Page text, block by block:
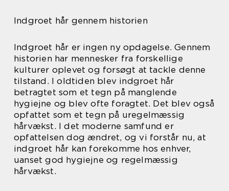
Indgroet hår gennem historien
Indgroet hår er ingen ny opdagelse. Gennem
historien har mennesker fra forskellige
kulturer oplevet og forsøgt at tackle denne
tilstand. I oldtiden blev indgroet hår
betragtet som et tegn på manglende
hygiejne og blev ofte foragtet. Det blev også
opfattet som et tegn på uregelmæssig
hårvækst. I det moderne samfund er
opfattelsen dog ændret, og vi forstår nu, at
indgroet hår kan forekomme hos enhver,
uanset god hygiejne og regelmæssig
hårvækst.